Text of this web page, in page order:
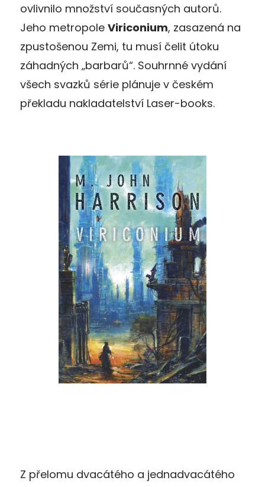
ovlivnilo množství současných autorů.
Jeho metropole Viriconium, zasazená na
zpustošenou Zemi, tu musí čelit útoku
záhadných „barbarů“. Souhrnné vydání
všech svazků série plánuje v českém
překladu nakladatelství Laser-books.
Z přelomu dvacátého a jednadvacátého